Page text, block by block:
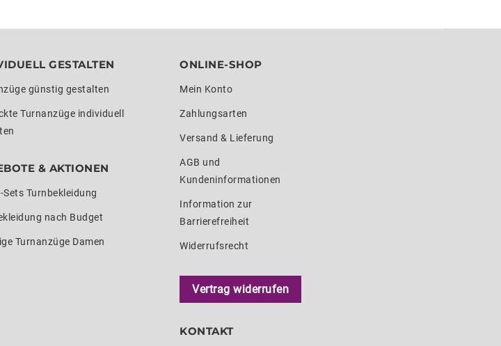
GESTALTEN
günstig gestalten
Turnanzüge individuell
& AKTIONEN
Sets Turnbekleidung
nach Budget
Turnanzüge Damen
ONLINE-SHOP
Mein Konto
Zahlungsarten
Versand & Lieferung
AGB und
Kundeninformationen
Information zur
Barrierefreiheit
Widerrufsrecht
Vertrag widerrufen
KONTAKT